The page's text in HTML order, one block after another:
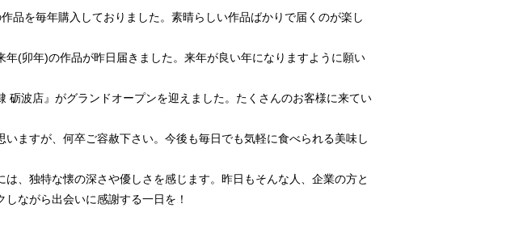
品を毎年購入しておりました。素晴らしい作品ばかりで届くのが楽し
(卯年)の作品が昨日届きました。来年が良い年になりますように願い
波店』がグランドオープンを迎えました。たくさんのお客様に来てい
ますが、何卒ご容赦下さい。今後も毎日でも気軽に食べられる美味し
、独特な懐の深さや優しさを感じます。昨日もそんな人、企業の方と
ながら出会いに感謝する一日を！